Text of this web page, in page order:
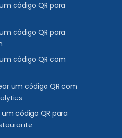
código QR para
código QR para
código QR com
um código QR com
código QR para